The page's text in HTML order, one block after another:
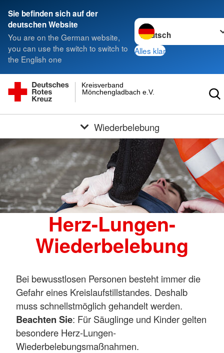
Sie befinden sich auf der
deutschen Website
You are on the German website,
you can use the switch to switch to
the English one
Sprache wechseln zu
Alles klar
Mönchengladbach e.V.
Kreisverband
Wiederbelebung
Herz-Lungen-
Wiederbelebung
Bei bewusstlosen Personen besteht immer die
Gefahr eines Kreislaufstillstandes. Deshalb
muss schnellstmöglich gehandelt werden.
Beachten Sie: Für Säuglinge und Kinder gelten
besondere Herz-Lungen-
Wiederbelebungsmaßnahmen.